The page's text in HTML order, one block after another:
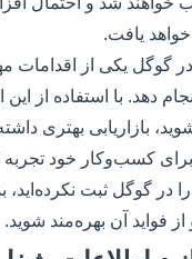
یافت.
در گوگل یکی از
دهد. با استفاده از این
بازاریابی بهتری
کسب‌وکار خود تجربه
در گوگل ثبت نکرده‌اید،
از فواید آن بهره‌مند شوید.